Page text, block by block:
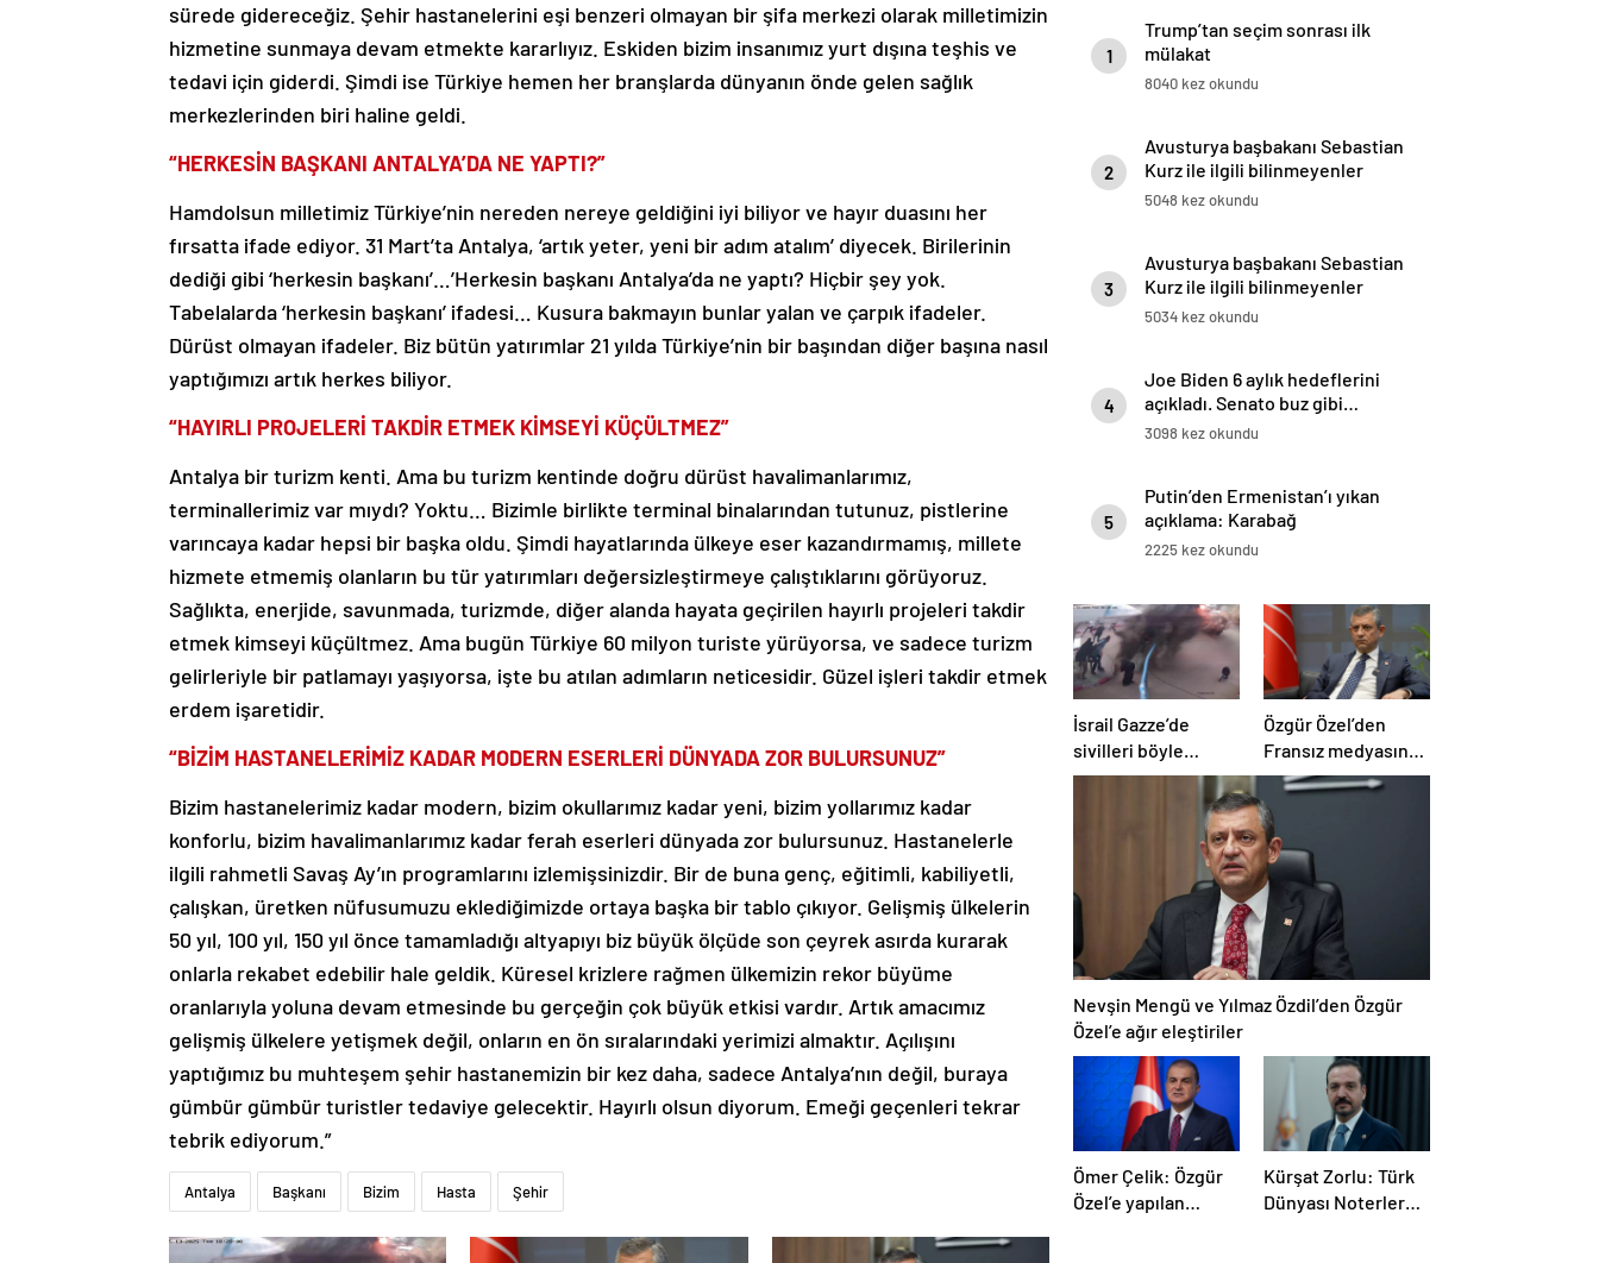
sürede gidereceğiz. Şehir hastanelerini eşi benzeri olmayan bir şifa merkezi olarak milletimizin
hizmetine sunmaya devam etmekte kararlıyız. Eskiden bizim insanımız yurt dışına teşhis ve
tedavi için giderdi. Şimdi ise Türkiye hemen her branşlarda dünyanın önde gelen sağlık
merkezlerinden biri haline geldi.
“HERKESİN BAŞKANI ANTALYA’DA NE YAPTI?”
Hamdolsun milletimiz Türkiye’nin nereden nereye geldiğini iyi biliyor ve hayır duasını her
fırsatta ifade ediyor. 31 Mart’ta Antalya, ‘artık yeter, yeni bir adım atalım’ diyecek. Birilerinin
dediği gibi ‘herkesin başkanı’…’Herkesin başkanı Antalya’da ne yaptı? Hiçbir şey yok.
Tabelalarda ‘herkesin başkanı’ ifadesi… Kusura bakmayın bunlar yalan ve çarpık ifadeler.
Dürüst olmayan ifadeler. Biz bütün yatırımlar 21 yılda Türkiye’nin bir başından diğer başına nasıl
yaptığımızı artık herkes biliyor.
“HAYIRLI PROJELERİ TAKDİR ETMEK KİMSEYİ KÜÇÜLTMEZ”
Antalya bir turizm kenti. Ama bu turizm kentinde doğru dürüst havalimanlarımız,
terminallerimiz var mıydı? Yoktu… Bizimle birlikte terminal binalarından tutunuz, pistlerine
varıncaya kadar hepsi bir başka oldu. Şimdi hayatlarında ülkeye eser kazandırmamış, millete
hizmete etmemiş olanların bu tür yatırımları değersizleştirmeye çalıştıklarını görüyoruz.
Sağlıkta, enerjide, savunmada, turizmde, diğer alanda hayata geçirilen hayırlı projeleri takdir
etmek kimseyi küçültmez. Ama bugün Türkiye 60 milyon turiste yürüyorsa, ve sadece turizm
gelirleriyle bir patlamayı yaşıyorsa, işte bu atılan adımların neticesidir. Güzel işleri takdir etmek
erdem işaretidir.
“BİZİM HASTANELERİMİZ KADAR MODERN ESERLERİ DÜNYADA ZOR BULURSUNUZ”
Bizim hastanelerimiz kadar modern, bizim okullarımız kadar yeni, bizim yollarımız kadar
konforlu, bizim havalimanlarımız kadar ferah eserleri dünyada zor bulursunuz. Hastanelerle
ilgili rahmetli Savaş Ay’ın programlarını izlemişsinizdir. Bir de buna genç, eğitimli, kabiliyetli,
çalışkan, üretken nüfusumuzu eklediğimizde ortaya başka bir tablo çıkıyor. Gelişmiş ülkelerin
50 yıl, 100 yıl, 150 yıl önce tamamladığı altyapıyı biz büyük ölçüde son çeyrek asırda kurarak
onlarla rekabet edebilir hale geldik. Küresel krizlere rağmen ülkemizin rekor büyüme
oranlarıyla yoluna devam etmesinde bu gerçeğin çok büyük etkisi vardır. Artık amacımız
gelişmiş ülkelere yetişmek değil, onların en ön sıralarındaki yerimizi almaktır. Açılışını
yaptığımız bu muhteşem şehir hastanemizin bir kez daha, sadece Antalya’nın değil, buraya
gümbür gümbür turistler tedaviye gelecektir. Hayırlı olsun diyorum. Emeği geçenleri tekrar
tebrik ediyorum.”
Antalya Başkanı Bizim Hasta Şehir
1
Trump’tan seçim sonrası ilk
mülakat
8040 kez okundu
2
Avusturya başbakanı Sebastian
Kurz ile ilgili bilinmeyenler
5048 kez okundu
3
Avusturya başbakanı Sebastian
Kurz ile ilgili bilinmeyenler
5034 kez okundu
4
Joe Biden 6 aylık hedeflerini
açıkladı. Senato buz gibi…
3098 kez okundu
5
Putin’den Ermenistan’ı yıkan
açıklama: Karabağ
Azerbaycan’ın ayrılmaz bir
2225 kez okundu
İsrail Gazze’de
sivilleri böyle
vurdu… En az 80
Özgür Özel’den
Fransız medyasına
İngiltere sitemi
Nevşin Mengü ve Yılmaz Özdil’den Özgür
Özel’e ağır eleştiriler
Ömer Çelik: Özgür
Özel’e yapılan
Kürşat Zorlu: Türk
Dünyası Noterler